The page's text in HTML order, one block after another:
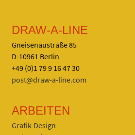
DRAW-A-LINE
Gneisenaustraße 85
D-10961 Berlin
+49 (0)1 79 9 16 47 30
post@draw-a-line.com
ARBEITEN
Grafik-Design